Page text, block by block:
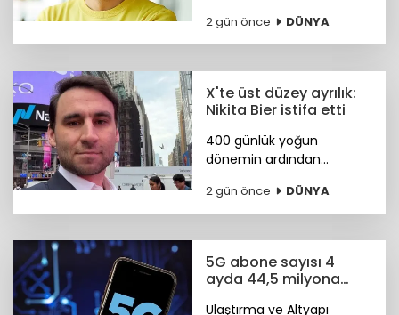
bilim insanı Koray
Kavukçuoğlu getirildi.
2 gün önce DÜNYA
X'te üst düzey ayrılık:
Nikita Bier istifa etti
400 günlük yoğun
dönemin ardından
şirkette danışman olarak
kalacak. Yerine tasarım ve
oluşan yeni bir ekip
geçiyor.
2 gün önce DÜNYA
5G abone sayısı 4
ayda 44,5 milyona
Ulaştırma ve Altyapı